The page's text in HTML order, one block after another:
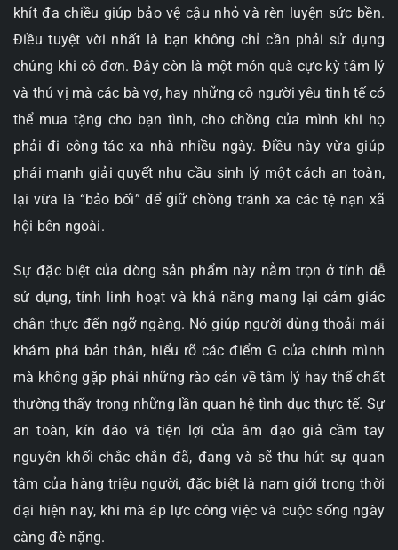
khít đa chiều giúp bảo vệ cậu nhỏ và rèn luyện sức bền.
Điều tuyệt vời nhất là bạn không chỉ cần phải sử dụng
chúng khi cô đơn. Đây còn là một món quà cực kỳ tâm lý
và thú vị mà các bà vợ, hay những cô người yêu tinh tế có
thể mua tặng cho bạn tình, cho chồng của mình khi họ
phải đi công tác xa nhà nhiều ngày. Điều này vừa giúp
phái mạnh giải quyết nhu cầu sinh lý một cách an toàn,
lại vừa là “bảo bối” để giữ chồng tránh xa các tệ nạn xã
hội bên ngoài.
Sự đặc biệt của dòng sản phẩm này nằm trọn ở tính dễ
sử dụng, tính linh hoạt và khả năng mang lại cảm giác
chân thực đến ngỡ ngàng. Nó giúp người dùng thoải mái
khám phá bản thân, hiểu rõ các điểm G của chính mình
mà không gặp phải những rào cản về tâm lý hay thể chất
thường thấy trong những lần quan hệ tình dục thực tế. Sự
an toàn, kín đáo và tiện lợi của âm đạo giả cầm tay
nguyên khối chắc chắn đã, đang và sẽ thu hút sự quan
tâm của hàng triệu người, đặc biệt là nam giới trong thời
đại hiện nay, khi mà áp lực công việc và cuộc sống ngày
càng đè nặng.